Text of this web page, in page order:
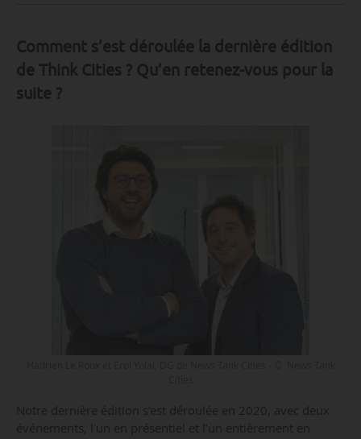
Comment s’est déroulée la dernière édition
de Think Cities ? Qu’en retenez-vous pour la
suite ?
Notre dernière édition s’est déroulée en 2020, avec deux
événements, l’un en présentiel et l’un entièrement en